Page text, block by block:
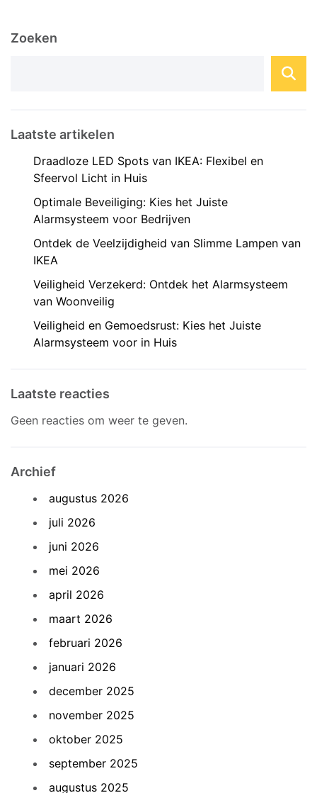
oplossingen beschikbaar die u helpen om ...
Zoeken
Laatste artikelen
Draadloze LED Spots van IKEA: Flexibel en
Sfeervol Licht in Huis
Optimale Beveiliging: Kies het Juiste
Alarmsysteem voor Bedrijven
Ontdek de Veelzijdigheid van Slimme Lampen van
IKEA
Veiligheid Verzekerd: Ontdek het Alarmsysteem
van Woonveilig
Veiligheid en Gemoedsrust: Kies het Juiste
Alarmsysteem voor in Huis
Laatste reacties
Geen reacties om weer te geven.
Archief
augustus 2026
juli 2026
juni 2026
mei 2026
april 2026
maart 2026
februari 2026
januari 2026
december 2025
november 2025
oktober 2025
september 2025
augustus 2025